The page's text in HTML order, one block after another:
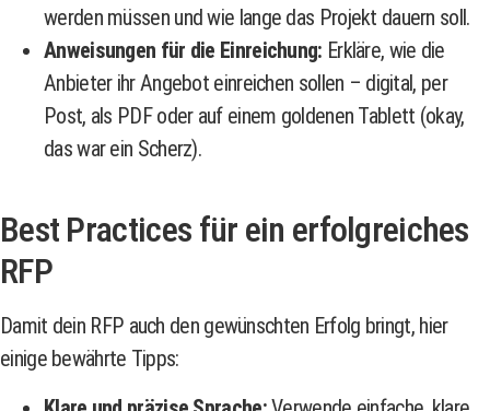
werden müssen und wie lange das Projekt dauern soll.
Anweisungen für die Einreichung: Erkläre, wie die
Anbieter ihr Angebot einreichen sollen – digital, per
Post, als PDF oder auf einem goldenen Tablett (okay,
das war ein Scherz).
Best Practices für ein erfolgreiches
RFP
Damit dein RFP auch den gewünschten Erfolg bringt, hier
einige bewährte Tipps: